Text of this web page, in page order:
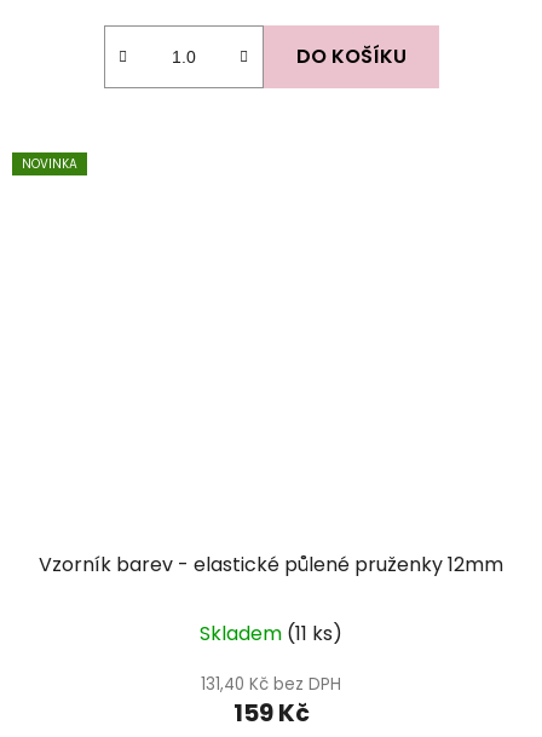
DO KOŠÍKU
NOVINKA
Vzorník barev - elastické půlené pruženky 12mm
Skladem (11 ks)
131,40 Kč bez DPH
159 Kč